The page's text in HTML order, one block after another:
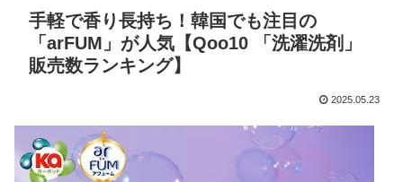
手軽で香り長持ち！韓国でも注目の
「arFUM」が人気【Qoo10 「洗濯洗剤」
販売数ランキング】
2025.05.23